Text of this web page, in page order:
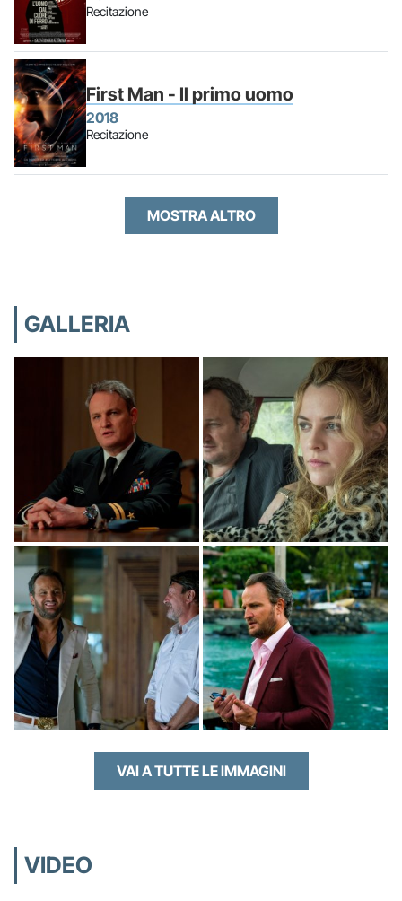
Recitazione
First Man - Il primo uomo
2018
Recitazione
MOSTRA ALTRO
GALLERIA
VAI A TUTTE LE IMMAGINI
VIDEO